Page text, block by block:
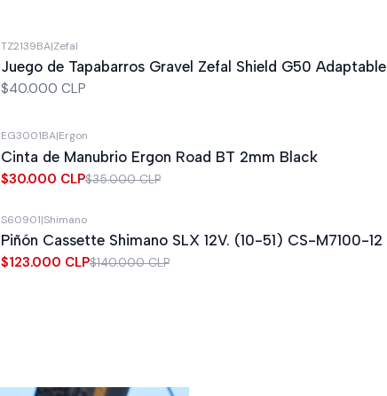
TZ2139BA|Zefal
Juego de Tapabarros Gravel Zefal Shield G50 Adaptable
$40.000 CLP
EG3001BA|Ergon
Cinta de Manubrio Ergon Road BT 2mm Black
$30.000 CLP$35.000 CLP
-12%OFF
Out of stock
S60901|Shimano
Piñón Cassette Shimano SLX 12V. (10-51) CS-M7100-12
$123.000 CLP$140.000 CLP